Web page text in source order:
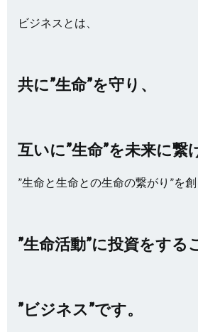
ビジネスとは、
共に”生命”を守り、
互いに”生命”を未来に繋
”生命と生命との生命の繋がり”を創
”生命活動”に投資をする
”ビジネス”です。